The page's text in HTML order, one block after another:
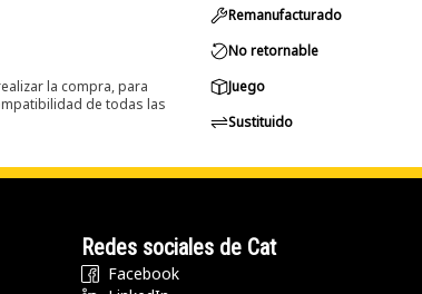
la compra, para
de todas las
Remanufacturado
No retornable
Juego
Sustituido
Redes sociales de Cat
Facebook